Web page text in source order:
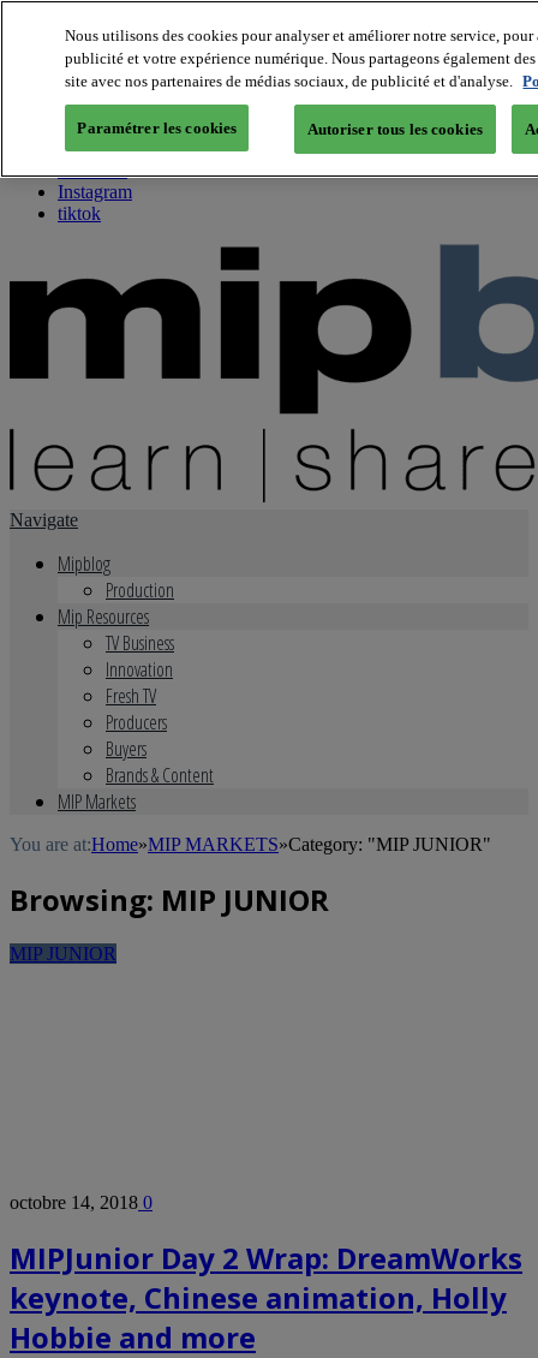
About us
Twitter
Facebook
Youtube
Instagram
tiktok
Navigate
Mipblog
Production
Mip Resources
TV Business
Innovation
Fresh TV
Producers
Buyers
Brands & Content
MIP Markets
You are at:Home»MIP MARKETS»Category: "MIP JUNIOR"
Browsing: MIP JUNIOR
MIP JUNIOR
octobre 14, 2018 0
MIPJunior Day 2 Wrap: DreamWorks
keynote, Chinese animation, Holly
Hobbie and more
Nous utilisons des cookies pour analyser et améliorer notre service,
publicité et votre expérience numérique. Nous partageons également
site avec nos partenaires de médias sociaux, de publicité et d'analyse.
Paramétrer les cookies Autoriser tous les cookies